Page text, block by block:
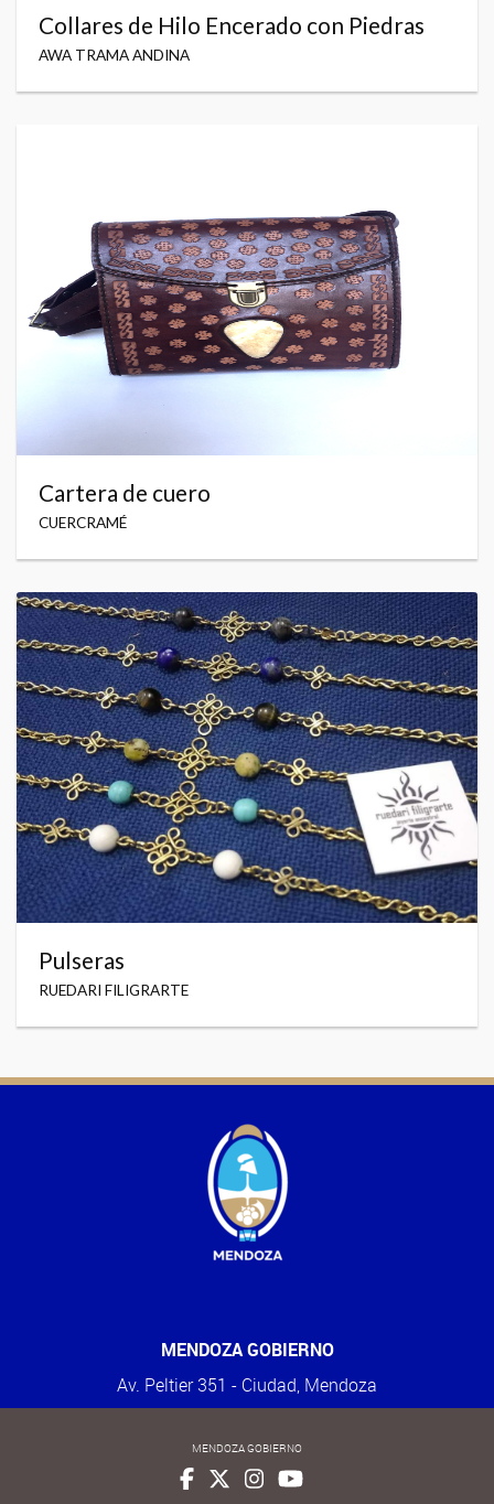
Collares de Hilo Encerado con Piedras
AWA TRAMA ANDINA
Cartera de cuero
CUERCRAMÉ
Pulseras
RUEDARI FILIGRARTE
MENDOZA GOBIERNO
Av. Peltier 351 - Ciudad, Mendoza
MENDOZA GOBIERNO